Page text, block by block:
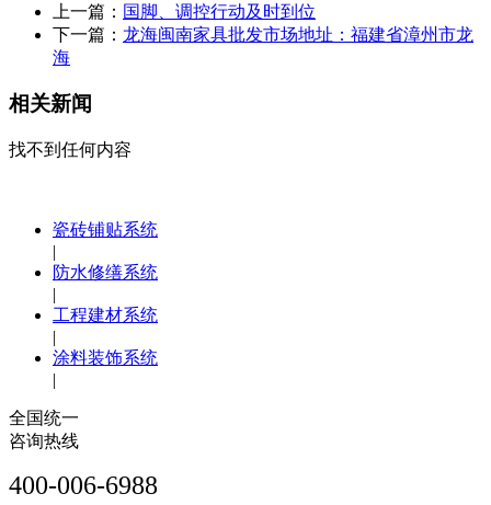
上一篇： 国脚、调控行动及时到位
下一篇： 龙海闽南家具批发市场地址：福建省漳州市龙
海
相关新闻
找不到任何内容
瓷砖铺贴系统
|
防水修缮系统
|
工程建材系统
|
涂料装饰系统
|
全国统一
咨询热线
400-006-6988